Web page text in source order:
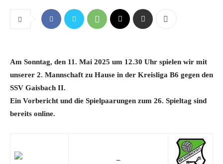
Am Sonntag, den 11. Mai 2025 um 12.30 Uhr spielen wir mit
unserer 2. Mannschaft zu Hause in der Kreisliga B6 gegen den
SSV Gaisbach II.
Ein Vorbericht und die Spielpaarungen zum 26. Spieltag sind
bereits online.
–